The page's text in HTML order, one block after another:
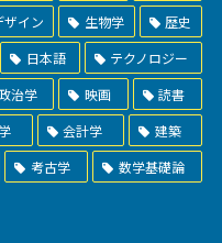
ザイン 生物学
歴史
日本語
テクノロジー
治学 映画
読書
会計学
建築
考古学 数学基礎論